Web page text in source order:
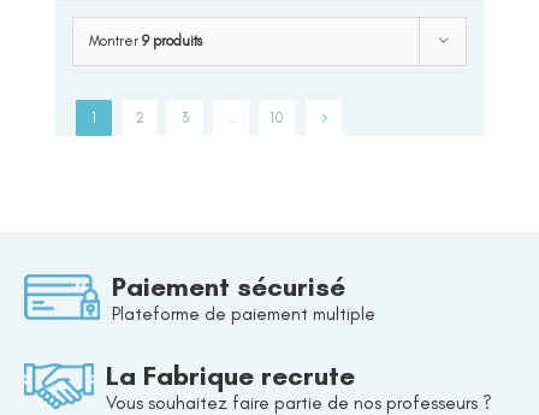
Montrer 9 produits
1 2 3 10
Paiement sécurisé
Plateforme de paiement multiple
La Fabrique recrute
Vous souhaitez faire partie de nos professeurs ?